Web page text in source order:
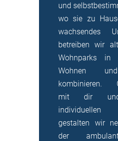
und
wo sie zu
wachsendes
betreiben wir
Wohnparks in
Wohnen
kombinieren.
mit dir
gestalten wir
der